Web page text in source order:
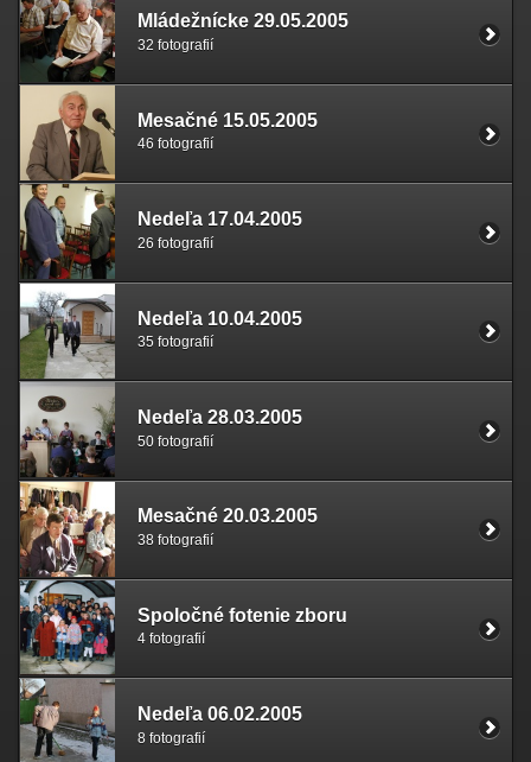
Mládežnícke 29.05.2005
32 fotografií
Mesačné 15.05.2005
46 fotografií
Nedeľa 17.04.2005
26 fotografií
Nedeľa 10.04.2005
35 fotografií
Nedeľa 28.03.2005
50 fotografií
Mesačné 20.03.2005
38 fotografií
Spoločné fotenie zboru
4 fotografií
Nedeľa 06.02.2005
8 fotografií